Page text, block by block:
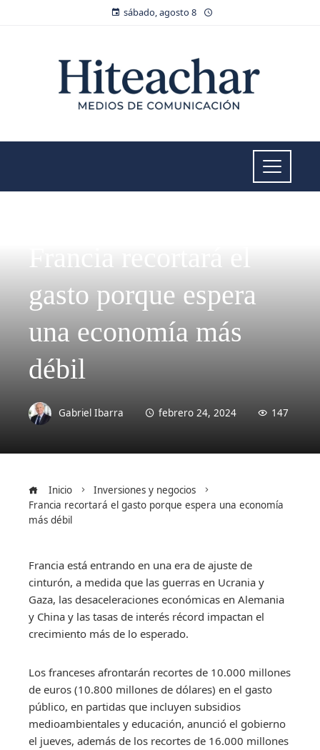
sábado, agosto 8
Francia recortará el
gasto porque espera
una economía más
débil
Gabriel Ibarra febrero 24, 2024 147
Inicio
Inversiones y negocios
Francia recortará el gasto porque espera una economía
más débil
Francia está entrando en una era de ajuste de
cinturón, a medida que las guerras en Ucrania y
Gaza, las desaceleraciones económicas en Alemania
y China y las tasas de interés récord impactan el
crecimiento más de lo esperado.
Los franceses afrontarán recortes de 10.000 millones
de euros (10.800 millones de dólares) en el gasto
público, en partidas que incluyen subsidios
medioambientales y educación, anunció el gobierno
el jueves, además de los recortes de 16.000 millones